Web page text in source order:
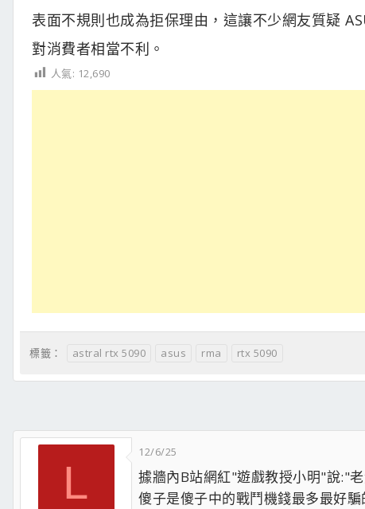
表面不規則也成為拒保理由，這讓不少網友質疑
對消費者相當不利。
人氣: 12,690
標籤： astral rtx 5090 asus rma rtx 5090
L
12/6/25
據牆內B站網紅"遊戲教授小明"說:"
傻子是傻子中的戰鬥機錢最多最好